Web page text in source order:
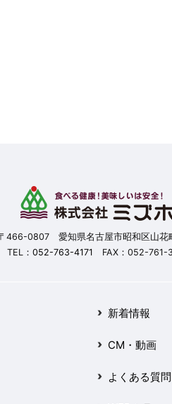
466-0807 愛知県名古屋市昭和区山花
TEL： 052-763-4171 FAX：052-761-
新着情報
CM・動画
よくある質問